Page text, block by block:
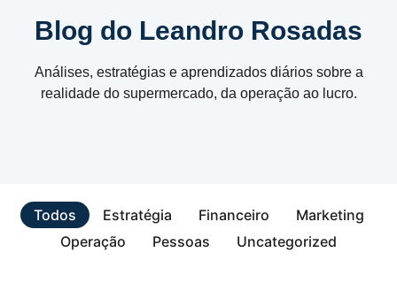
Blog do Leandro Rosadas
Análises, estratégias e aprendizados diários sobre a
realidade do supermercado, da operação ao lucro.
Estratégia Financeiro
Marketing
Operação
Pessoas Uncategorized
Todos